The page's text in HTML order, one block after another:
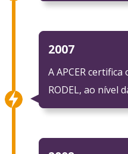
2007
A APCER
RODEL, ao nível